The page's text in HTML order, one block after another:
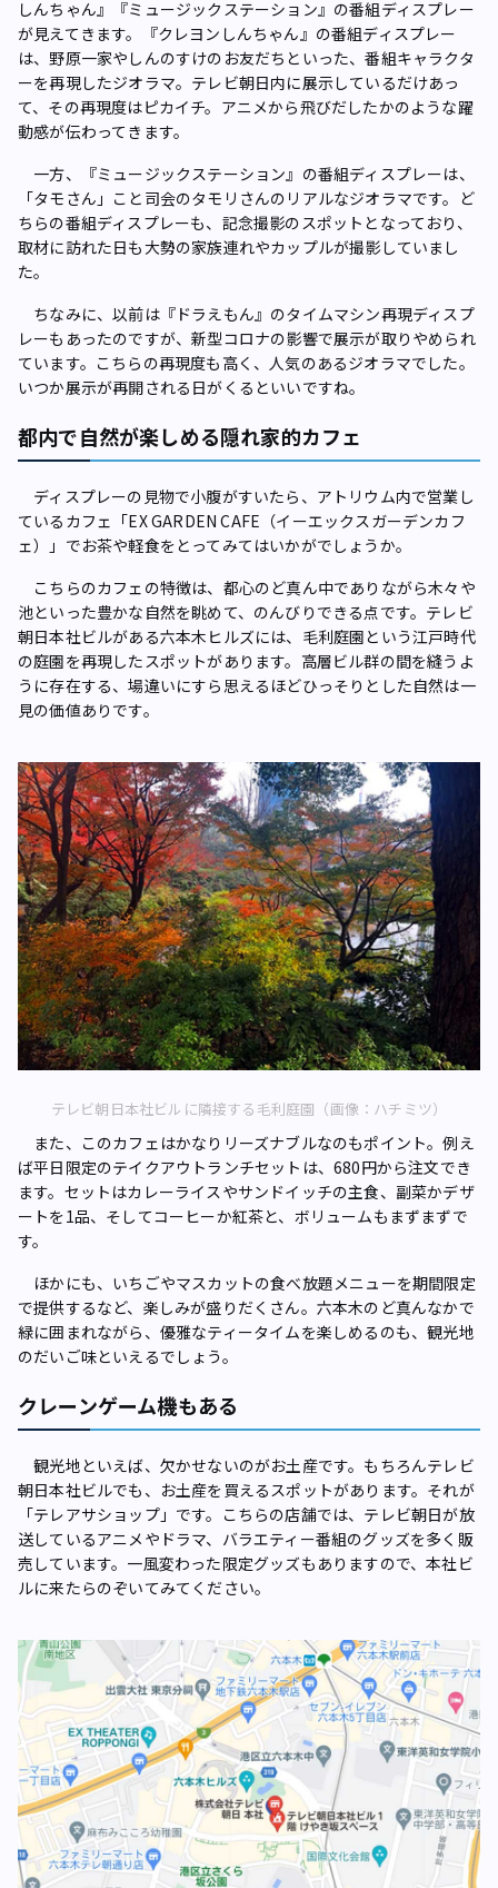
しんちゃん』『ミュージックステーション』の番組ディスプレー
が見えてきます。『クレヨンしんちゃん』の番組ディスプレー
は、野原一家やしんのすけのお友だちといった、番組キャラクタ
ーを再現したジオラマ。テレビ朝日内に展示しているだけあっ
て、その再現度はピカイチ。アニメから飛びだしたかのような躍
動感が伝わってきます。
一方、『ミュージックステーション』の番組ディスプレーは、
「タモさん」こと司会のタモリさんのリアルなジオラマです。ど
ちらの番組ディスプレーも、記念撮影のスポットとなっており、
取材に訪れた日も大勢の家族連れやカップルが撮影していまし
た。
ちなみに、以前は『ドラえもん』のタイムマシン再現ディスプ
レーもあったのですが、新型コロナの影響で展示が取りやめられ
ています。こちらの再現度も高く、人気のあるジオラマでした。
いつか展示が再開される日がくるといいですね。
都内で自然が楽しめる隠れ家的カフェ
ディスプレーの見物で小腹がすいたら、アトリウム内で営業し
ているカフェ「EX GARDEN CAFE（イーエックスガーデンカフ
ェ）」でお茶や軽食をとってみてはいかがでしょうか。
こちらのカフェの特徴は、都心のど真ん中でありながら木々や
池といった豊かな自然を眺めて、のんびりできる点です。テレビ
朝日本社ビルがある六本木ヒルズには、毛利庭園という江戸時代
の庭園を再現したスポットがあります。高層ビル群の間を縫うよ
うに存在する、場違いにすら思えるほどひっそりとした自然は一
見の価値ありです。
テレビ朝日本社ビルに隣接する毛利庭園（画像：ハチミツ）
また、このカフェはかなりリーズナブルなのもポイント。例え
ば平日限定のテイクアウトランチセットは、680円から注文でき
ます。セットはカレーライスやサンドイッチの主食、副菜かデザ
ートを1品、そしてコーヒーか紅茶と、ボリュームもまずまずで
す。
ほかにも、いちごやマスカットの食べ放題メニューを期間限定
で提供するなど、楽しみが盛りだくさん。六本木のど真んなかで
緑に囲まれながら、優雅なティータイムを楽しめるのも、観光地
のだいご味といえるでしょう。
クレーンゲーム機もある
観光地といえば、欠かせないのがお土産です。もちろんテレビ
朝日本社ビルでも、お土産を買えるスポットがあります。それが
「テレアサショップ」です。こちらの店舗では、テレビ朝日が放
送しているアニメやドラマ、バラエティー番組のグッズを多く販
売しています。一風変わった限定グッズもありますので、本社ビ
ルに来たらのぞいてみてください。